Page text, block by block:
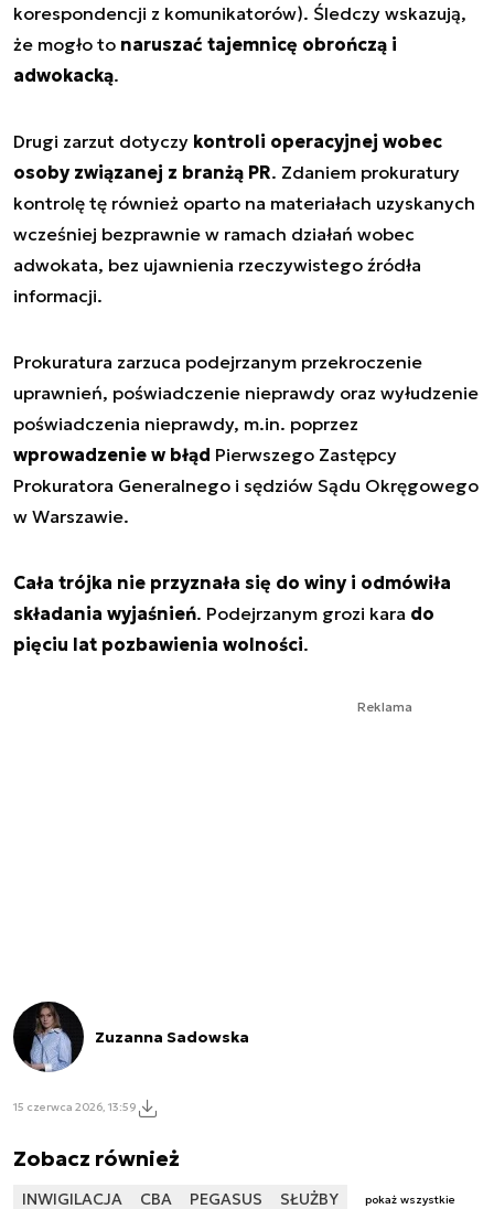
korespondencji z komunikatorów). Śledczy wskazują,
że mogło to naruszać tajemnicę obrończą i
adwokacką.
Drugi zarzut dotyczy kontroli operacyjnej wobec
osoby związanej z branżą PR. Zdaniem prokuratury
kontrolę tę również oparto na materiałach uzyskanych
wcześniej bezprawnie w ramach działań wobec
adwokata, bez ujawnienia rzeczywistego źródła
informacji.
Prokuratura zarzuca podejrzanym przekroczenie
uprawnień, poświadczenie nieprawdy oraz wyłudzenie
poświadczenia nieprawdy, m.in. poprzez
wprowadzenie w błąd Pierwszego Zastępcy
Prokuratora Generalnego i sędziów Sądu Okręgowego
w Warszawie.
Cała trójka nie przyznała się do winy i odmówiła
składania wyjaśnień. Podejrzanym grozi kara do
pięciu lat pozbawienia wolności.
Reklama
Zuzanna Sadowska
15 czerwca 2026, 13:59
Zobacz również
INWIGILACJA CBA PEGASUS SŁUŻBY pokaż wszystkie